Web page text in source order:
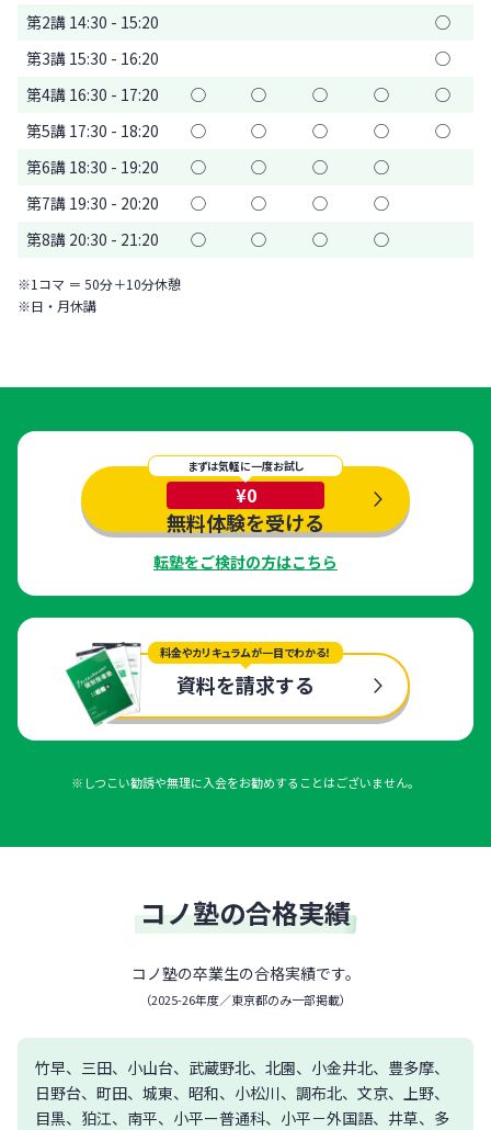
第2講 14:30 - 15:20
◯
第3講 15:30 - 16:20
◯
第4講 16:30 - 17:20
◯ ◯ ◯ ◯
◯
第5講 17:30 - 18:20
◯ ◯ ◯ ◯
◯
第6講 18:30 - 19:20
◯ ◯ ◯
◯
第7講 19:30 - 20:20
◯ ◯ ◯
◯
第8講 20:30 - 21:20
◯ ◯ ◯ ◯
※1コマ ＝ 50分＋10分休憩
※日・月休講
まずは気軽に一度お試し
¥0
無料体験を受ける
転塾をご検討の方はこちら
料金やカリキュラムが一目でわかる！
資料を請求する
※しつこい勧誘や無理に入会をお勧めすることはございません。
コノ塾の合格実績
コノ塾の卒業生の合格実績です。
（2025-26年度／東京都のみ一部掲載）
竹早、三田、小山台、武蔵野北、北園、小金井北、豊多摩、
日野台、町田、城東、昭和、小松川、調布北、文京、上野、
目黒、狛江、南平、小平ー普通科、小平－外国語、井草、多